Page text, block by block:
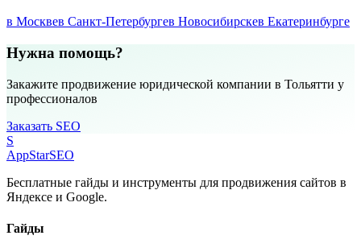
в Москвев Санкт-Петербургев Новосибирскев Екатеринбурге
Нужна помощь?
Закажите продвижение юридической компании в Тольятти у
профессионалов
Заказать SEO
S
AppStarSEO
Бесплатные гайды и инструменты для продвижения сайтов в
Яндексе и Google.
Гайды